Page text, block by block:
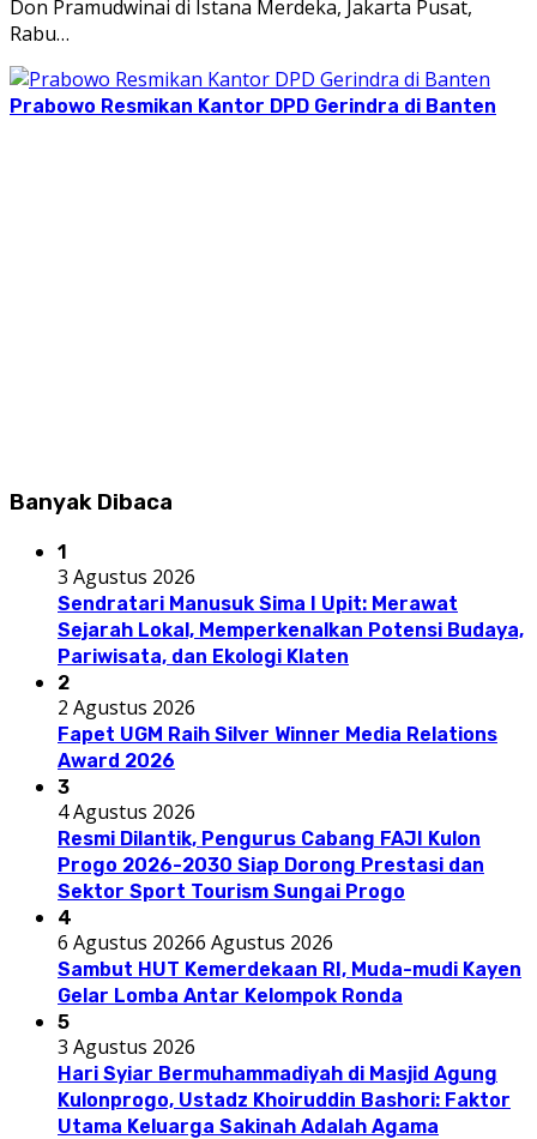
Don Pramudwinai di Istana Merdeka, Jakarta Pusat,
Rabu…
Prabowo Resmikan Kantor DPD Gerindra di Banten
Banyak Dibaca
1
3 Agustus 2026
Sendratari Manusuk Sima I Upit: Merawat
Sejarah Lokal, Memperkenalkan Potensi Budaya,
Pariwisata, dan Ekologi Klaten
2
2 Agustus 2026
Fapet UGM Raih Silver Winner Media Relations
Award 2026
3
4 Agustus 2026
Resmi Dilantik, Pengurus Cabang FAJI Kulon
Progo 2026-2030 Siap Dorong Prestasi dan
Sektor Sport Tourism Sungai Progo
4
6 Agustus 20266 Agustus 2026
Sambut HUT Kemerdekaan RI, Muda-mudi Kayen
Gelar Lomba Antar Kelompok Ronda
5
3 Agustus 2026
Hari Syiar Bermuhammadiyah di Masjid Agung
Kulonprogo, Ustadz Khoiruddin Bashori: Faktor
Utama Keluarga Sakinah Adalah Agama